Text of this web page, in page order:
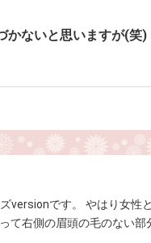
かないと思いますが(笑)
versionです。 やはり女性
て右側の眉頭の毛のない部